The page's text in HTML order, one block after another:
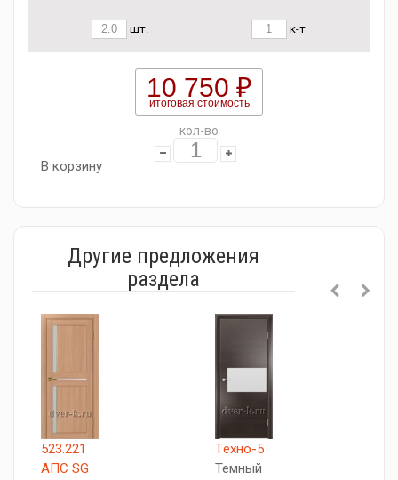
шт. к-т
10 750 ₽
итоговая стоимость
кол-во
В корзину
Другие предложения
раздела
523.221
АПС SG
Tехно-5
Темный